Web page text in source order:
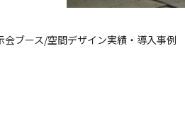
会ブース/空間デザイン実績・導入事例